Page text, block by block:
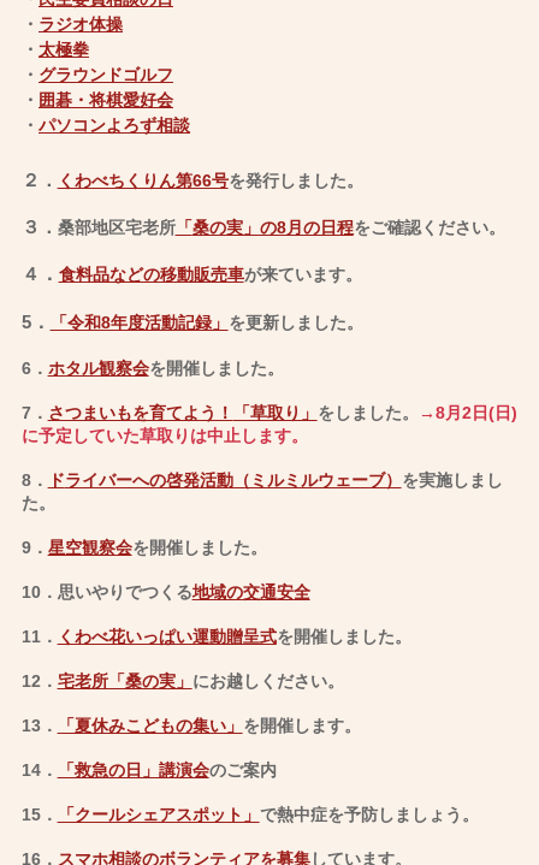
・ ラジオ体操
・ 太極拳
・ グラウンドゴルフ
・ 囲碁・将棋愛好会
・ パソコンよろず相談
２． くわべちくりん第66号を発行しました。
３． 桑部地区宅老所「桑の実」の8月の日程をご確認ください。
４ ． 食料品などの移動販売車が来ています。
5． 「令和8年度活動記録」 を更新しました。
6． ホタル観察会を開催しました。
7． さつまいもを育てよう！ 「草取り」 をしました。
→8月2日(日)
に予定していた草取りは中止します。
8． ドライバーへの啓発活動（ミルミルウェーブ） を実施しまし
た。
9． 星空観察会を開催しました。
10．思いやりでつくる地域の交通安全
11． くわべ花いっぱい運動贈呈式を開催しました。
12． 宅老所「桑の実」 にお越しください。
13． 「夏休みこどもの集い」 を開催します。
14． 「救急の日」講演会のご案内
15． 「クールシェアスポット」 で熱中症を予防しましょう。
16． スマホ相談のボランティアを募集しています。